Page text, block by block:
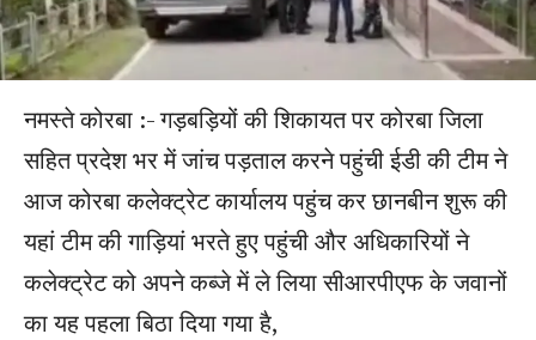
नमस्ते कोरबा :- गड़बड़ियों की शिकायत पर कोरबा जिला
सहित प्रदेश भर में जांच पड़ताल करने पहुंची ईडी की टीम ने
आज कोरबा कलेक्ट्रेट कार्यालय पहुंच कर छानबीन शुरू की
यहां टीम की गाड़ियां भरते हुए पहुंची और अधिकारियों ने
कलेक्ट्रेट को अपने कब्जे में ले लिया सीआरपीएफ के जवानों
का यह पहला बिठा दिया गया है,